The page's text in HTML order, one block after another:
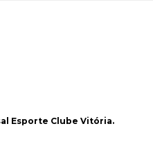
Esporte Clube Vitória.